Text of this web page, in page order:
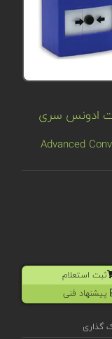
ادونس سری
Advanced
ثبت استعلام
پیشنهاد فنی
گذاری